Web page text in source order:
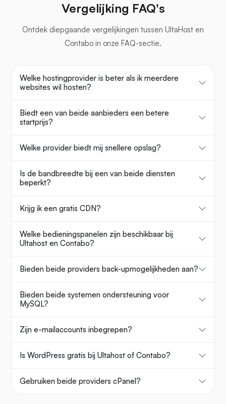
Vergelijking FAQ's
Ontdek diepgaande vergelijkingen tussen UltaHost en
Contabo in onze FAQ-sectie.
Welke hostingprovider is beter als ik meerdere
websites wil hosten?
Biedt een van beide aanbieders een betere
startprijs?
Welke provider biedt mij snellere opslag?
Is de bandbreedte bij een van beide diensten
beperkt?
Krijg ik een gratis CDN?
Welke bedieningspanelen zijn beschikbaar bij
Ultahost en Contabo?
Bieden beide providers back-upmogelijkheden aan?
Bieden beide systemen ondersteuning voor
MySQL?
Zijn e-mailaccounts inbegrepen?
Is WordPress gratis bij Ultahost of Contabo?
Gebruiken beide providers cPanel?